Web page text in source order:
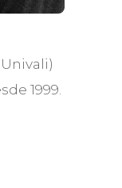
1999.